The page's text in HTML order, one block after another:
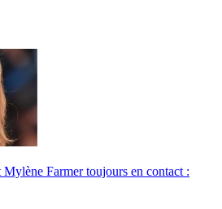
Farmer toujours en contact :